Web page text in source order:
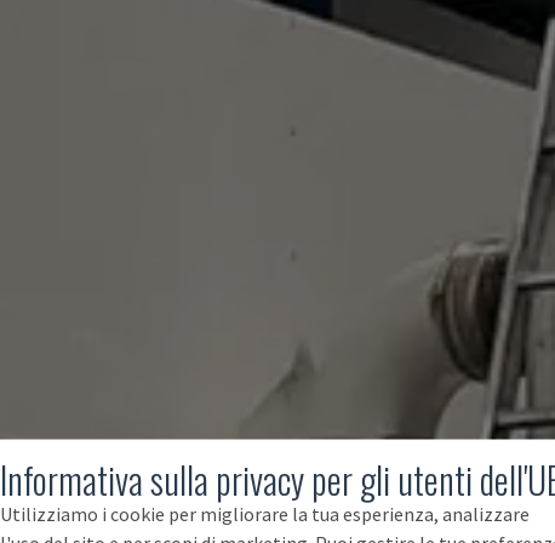
Informativa sulla privacy per gli utenti
Utilizziamo i cookie per migliorare la tua esperienza, analizzare